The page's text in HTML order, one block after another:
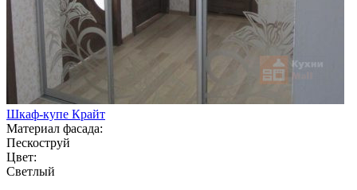
Шкаф-купе Крайт
Материал фасада:
Пескоструй
Цвет:
Светлый